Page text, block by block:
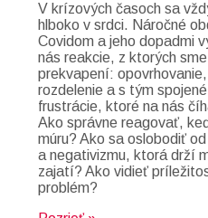
V krízových časoch sa
hlboko v srdci. Náročné
Covidom a jeho dopadmi
nás reakcie, z ktorých
prekvapení:
rozdelenie a s tým
frustrácie, ktoré na nás
Ako správne reagovať,
múru? Ako sa oslobodiť
a negativizmu, ktorá drží
zajatí? Ako vidieť
problém?